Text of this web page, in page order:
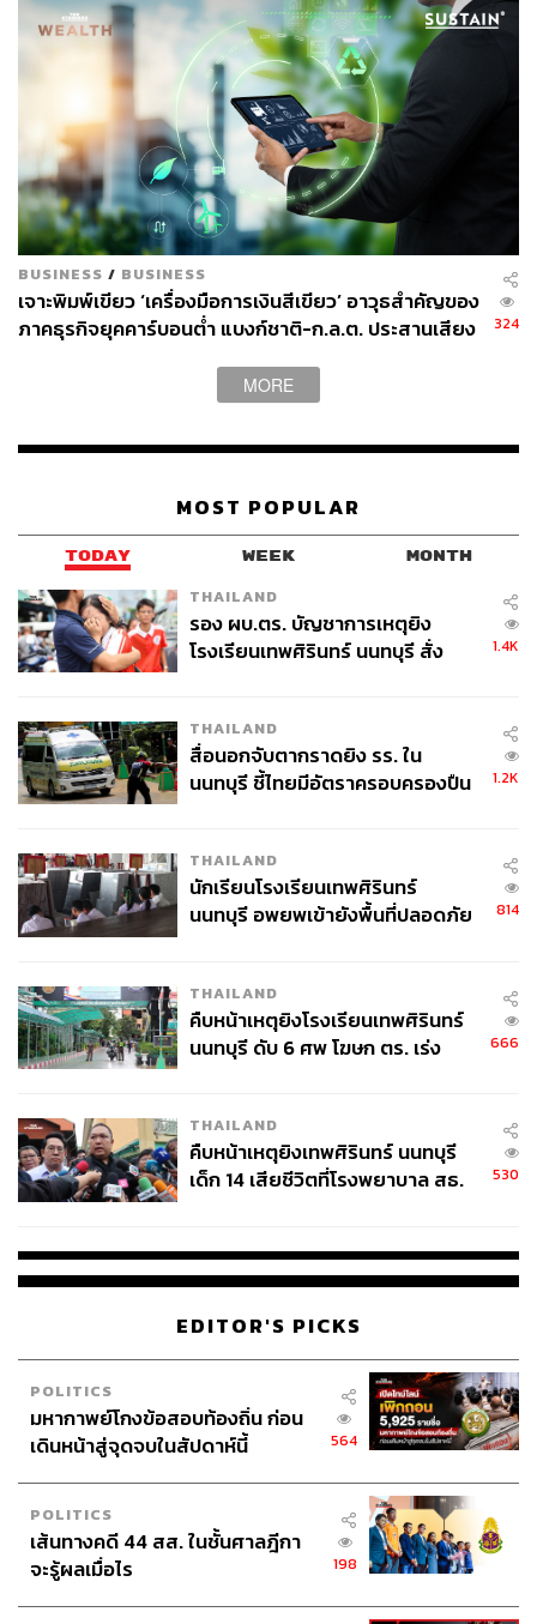
BUSINESS / BUSINESS
เจาะพิมพ์เขียว ‘เครื่องมือการเงินสีเขียว’ อาวุธสำคัญของ
ภาคธุรกิจยุคคาร์บอนต่ำ แบงก์ชาติ-ก.ล.ต. ประสานเสียง
324
MORE
MOST POPULAR
TODAY WEEK MONTH
THAILAND
รอง ผบ.ตร. บัญชาการเหตุยิง
โรงเรียนเทพศิรินทร์ นนทบุรี สั่ง
1.4K
THAILAND
สื่อนอกจับตากราดยิง รร. ใน
นนทบุรี ชี้ไทยมีอัตราครอบครองปืน
1.2K
THAILAND
นักเรียนโรงเรียนเทพศิรินทร์
นนทบุรี อพยพเข้ายังพื้นที่ปลอดภัย
814
THAILAND
คืบหน้าเหตุยิงโรงเรียนเทพศิรินทร์
นนทบุรี ดับ 6 ศพ โฆษก ตร. เร่ง
666
THAILAND
คืบหน้าเหตุยิงเทพศิรินทร์ นนทบุรี
เด็ก 14 เสียชีวิตที่โรงพยาบาล สธ.
530
EDITOR'S PICKS
POLITICS
มหากาพย์โกงข้อสอบท้องถิ่น ก่อน
เดินหน้าสู่จุดจบในสัปดาห์นี้
564
POLITICS
เส้นทางคดี 44 สส. ในชั้นศาลฎีกา
จะรู้ผลเมื่อไร
198